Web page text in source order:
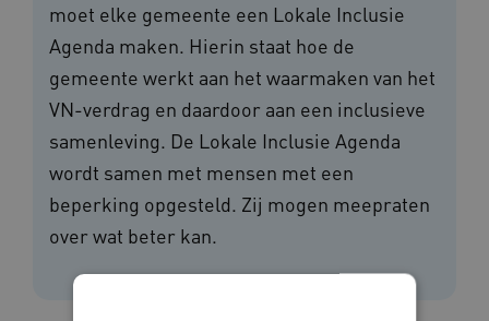
moet elke gemeente een Lokale Inclusie
Agenda maken. Hierin staat hoe de
gemeente werkt aan het waarmaken van het
VN-verdrag en daardoor aan een inclusieve
samenleving. De Lokale Inclusie Agenda
wordt samen met mensen met een
beperking opgesteld. Zij mogen meepraten
over wat beter kan.